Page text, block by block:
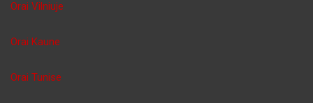
Orai Vilniuje
Orai Kaune
Orai Tunise